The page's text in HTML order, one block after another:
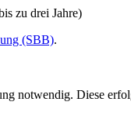
zu drei Jahre)
(SBB).
notwendig. Diese